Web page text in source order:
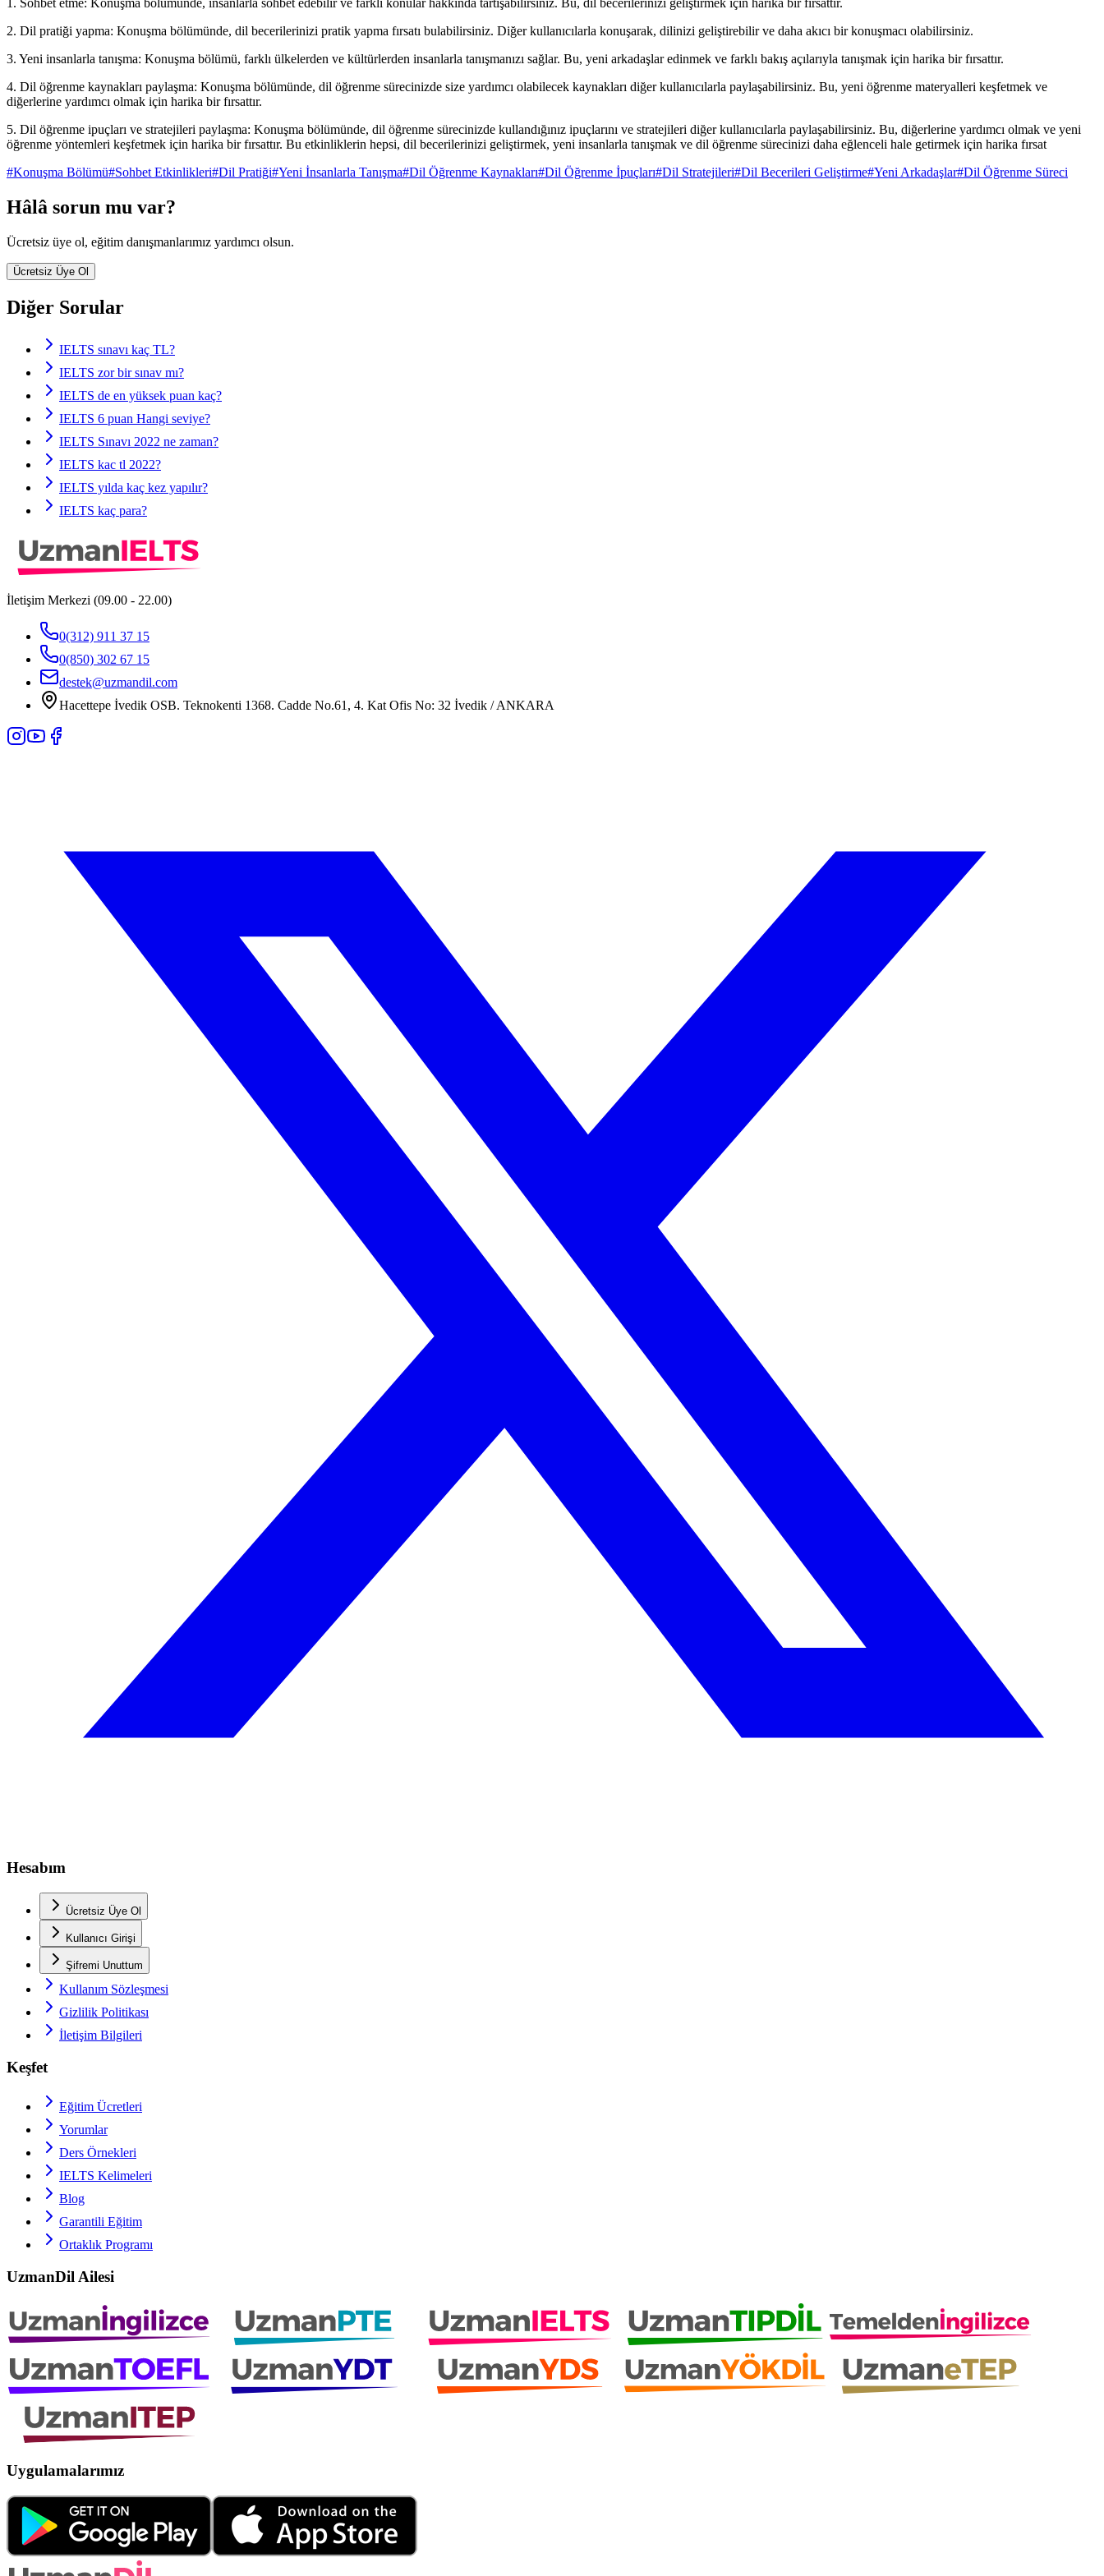
2. Dil pratiği yapma: Konuşma bölümünde, dil becerilerinizi pratik yapma fırsatı bulabilirsiniz. Diğer kullanıcılarla konuşarak, dilinizi geliştirebilir ve daha akıcı bir konuşmacı olabilirsiniz.
3. Yeni insanlarla tanışma: Konuşma bölümü, farklı ülkelerden ve kültürlerden insanlarla tanışmanızı sağlar. Bu, yeni arkadaşlar edinmek ve farklı bakış açılarıyla tanışmak için harika bir fırsattır.
4. Dil öğrenme kaynakları paylaşma: Konuşma bölümünde, dil öğrenme sürecinizde size yardımcı olabilecek kaynakları diğer kullanıcılarla paylaşabilirsiniz. Bu, yeni öğrenme materyalleri keşfetmek ve
diğerlerine yardımcı olmak için harika bir fırsattır.
5. Dil öğrenme ipuçları ve stratejileri paylaşma: Konuşma bölümünde, dil öğrenme sürecinizde kullandığınız ipuçlarını ve stratejileri diğer kullanıcılarla paylaşabilirsiniz. Bu, diğerlerine yardımcı olmak ve yeni
öğrenme yöntemleri keşfetmek için harika bir fırsattır. Bu etkinliklerin hepsi, dil becerilerinizi geliştirmek, yeni insanlarla tanışmak ve dil öğrenme sürecinizi daha eğlenceli hale getirmek için harika fırsat
#Konuşma Bölümü#Sohbet Etkinlikleri#Dil Pratiği#Yeni İnsanlarla Tanışma#Dil Öğrenme Kaynakları#Dil Öğrenme İpuçları#Dil Stratejileri#Dil Becerileri Geliştirme#Yeni Arkadaşlar#Dil Öğrenme Süreci
Hâlâ sorun mu var?
Ücretsiz üye ol, eğitim danışmanlarımız yardımcı olsun.
Ücretsiz Üye Ol
Diğer Sorular
IELTS sınavı kaç TL?
IELTS zor bir sınav mı?
IELTS de en yüksek puan kaç?
IELTS 6 puan Hangi seviye?
IELTS Sınavı 2022 ne zaman?
IELTS kac tl 2022?
IELTS yılda kaç kez yapılır?
IELTS kaç para?
İletişim Merkezi (09.00 - 22.00)
0(312) 911 37 15
0(850) 302 67 15
destek@uzmandil.com
Hacettepe İvedik OSB. Teknokenti 1368. Cadde No.61, 4. Kat Ofis No: 32 İvedik / ANKARA
Hesabım
Ücretsiz Üye Ol
Kullanıcı Girişi
Şifremi Unuttum
Kullanım Sözleşmesi
Gizlilik Politikası
İletişim Bilgileri
Keşfet
Eğitim Ücretleri
Yorumlar
Ders Örnekleri
IELTS Kelimeleri
Blog
Garantili Eğitim
Ortaklık Programı
UzmanDil Ailesi
Uygulamalarımız